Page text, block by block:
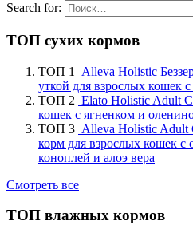
Search for:
ТОП сухих кормов
ТОП 1
Alleva Holistic
уткой для взрослых кошек
ТОП 2 Elato Holistic Adult
кошек с ягненком и
ТОП 3 Alleva Holistic Adult
корм для взрослых кошек с
коноплей и алоэ вера
Смотреть все
ТОП влажных кормов